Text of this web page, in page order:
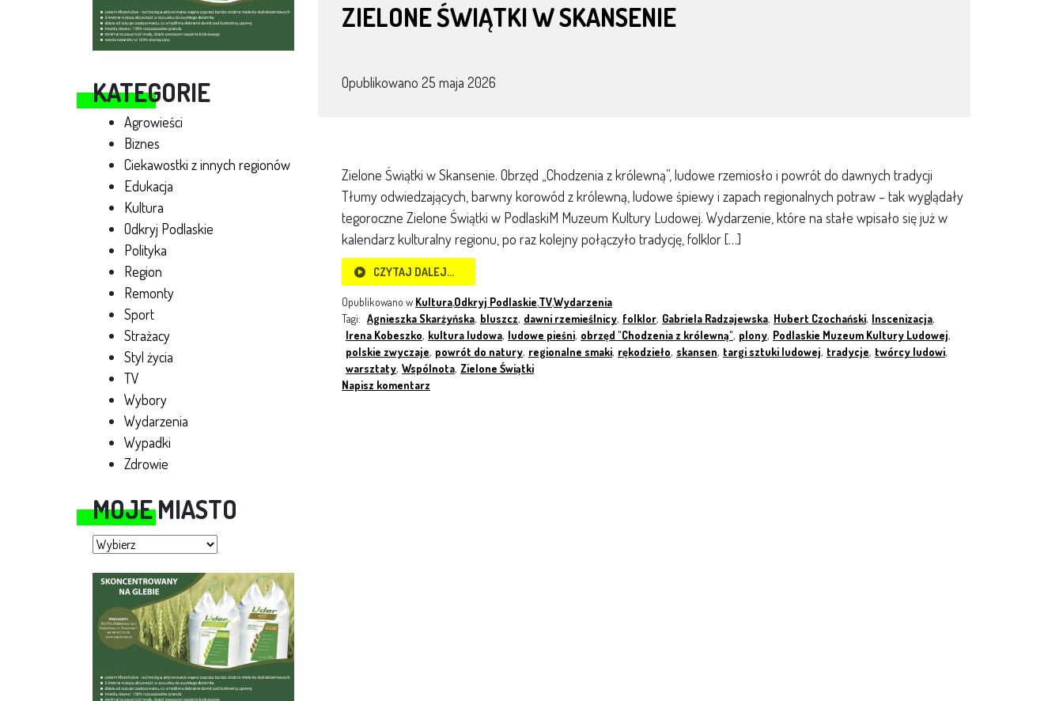
KATEGORIE
Agrowieści
Biznes
Ciekawostki z innych regionów
Edukacja
Kultura
Odkryj Podlaskie
Polityka
Region
Remonty
Sport
Strażacy
Styl życia
TV
Wybory
Wydarzenia
Wypadki
Zdrowie
MOJE MIASTO
Moje miasto
ZIELONE ŚWIĄTKI W SKANSENIE
Opublikowano 25 maja 2026
Zielone Świątki w Skansenie. Obrzęd „Chodzenia z królewną”, ludowe rzemiosło i powrót do dawnych tradycji
Tłumy odwiedzających, barwny korowód z królewną, ludowe śpiewy i zapach regionalnych potraw – tak wyglądały
tegoroczne Zielone Świątki w PodlaskiM Muzeum Kultury Ludowej. Wydarzenie, które na stałe wpisało się już w
kalendarz kulturalny regionu, po raz kolejny połączyło tradycję, folklor […]
CZYTAJ DALEJ…
Opublikowano w Kultura,Odkryj Podlaskie,TV,Wydarzenia
Tagi: Agnieszka Skarżyńska, bluszcz, dawni rzemieślnicy, folklor, Gabriela Radzajewska, Hubert Czochański, Inscenizacja,
Irena Kobeszko, kultura ludowa, ludowe pieśni, obrzęd "Chodzenia z królewną", plony, Podlaskie Muzeum Kultury Ludowej,
polskie zwyczaje, powrót do natury, regionalne smaki, rękodzieło, skansen, targi sztuki ludowej, tradycje, twórcy ludowi,
warsztaty, Wspólnota, Zielone Świątki
Napisz komentarz